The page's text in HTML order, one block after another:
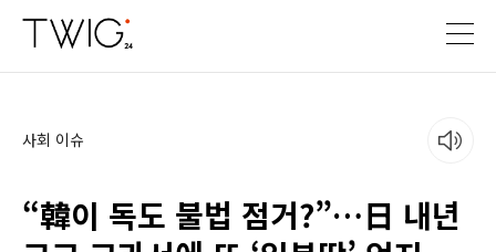
사회 이슈
“韓이 독도 불법 점거?”…日 내년